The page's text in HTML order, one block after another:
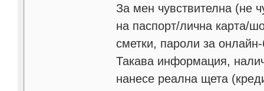
За мен чувствителна (не
на паспорт/лична карта/
сметки, пароли за
Такава информация,
нанесе реална щета